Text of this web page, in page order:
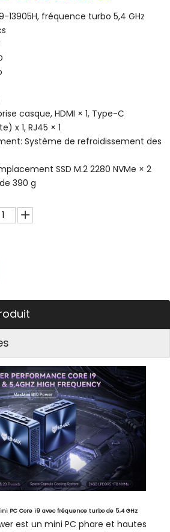
13905H, fréquence turbo 5,4 GHz
casque, HDMI × 1, Type-C
x 1, RJ45 × 1
Système de refroidissement des
SSD M.2 2280 NVMe × 2
390 g
PC Core i9 avec fréquence turbo de 5,4 GHz
est un mini PC phare et hautes